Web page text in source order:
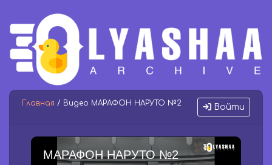
Войти
Главная / Видео МАРАФОН НАРУТО №2
МАРАФОН НАРУТО №2